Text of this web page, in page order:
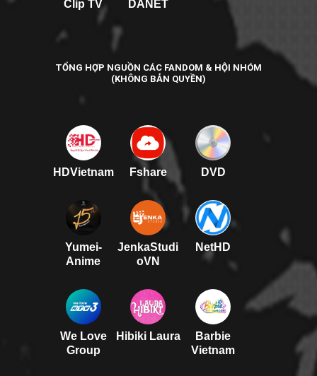
Clip TV DANET
TỔNG HỢP NGUỒN CÁC FANDOM & HỘI NHÓM
(KHÔNG BẢN QUYỀN)
HDVietnam Fshare DVD
Yumei-
Anime
JenkaStudi
oVN
NetHD
We Love
Group
Hibiki Laura
Barbie
Vietnam